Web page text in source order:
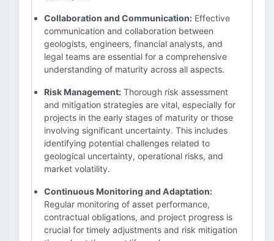
Collaboration and Communication: Effective
communication and collaboration between
geologists, engineers, financial analysts, and
legal teams are essential for a comprehensive
understanding of maturity across all aspects.
Risk Management: Thorough risk assessment
and mitigation strategies are vital, especially for
projects in the early stages of maturity or those
involving significant uncertainty. This includes
identifying potential challenges related to
geological uncertainty, operational risks, and
market volatility.
Continuous Monitoring and Adaptation:
Regular monitoring of asset performance,
contractual obligations, and project progress is
crucial for timely adjustments and risk mitigation